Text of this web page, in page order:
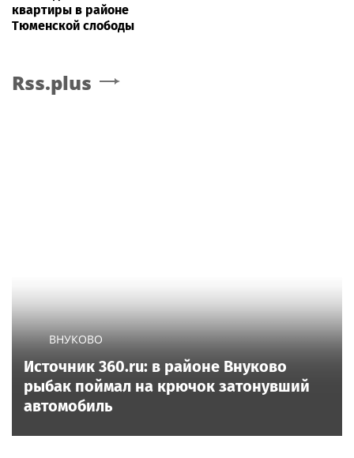
квартиры в районе
Тюменской слободы
Rss.plus
ВНУКОВО
Источник 360.ru: в районе Внуково
рыбак поймал на крючок затонувший
автомобиль